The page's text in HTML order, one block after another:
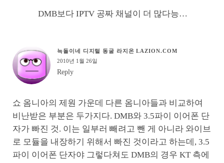
DMB보다 IPTV 공짜 채널이 더 많다능…
늑돌이네 디지털 동굴 라지온 LAZION.COM
2010년 1월 26일
Reply
쇼 옴니아의 제원 가운데 다른 옴니아들과 비교하여
비난받은 부분은 두가지다. DMB와 3.5파이 이어폰 단
자가 빠진 것. 이는 일부러 빼려고 뺀 게 아니라 와이브
로 모듈을 내장하기 위해서 빠진 것이라고 하는데, 3.5
파이 이어폰 단자야 그렇다쳐도 DMB의 경우 KT 측에